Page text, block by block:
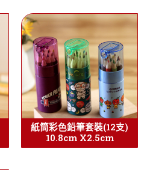
紙筒彩色鉛筆套裝(12支)
10.8cm X2.5cm